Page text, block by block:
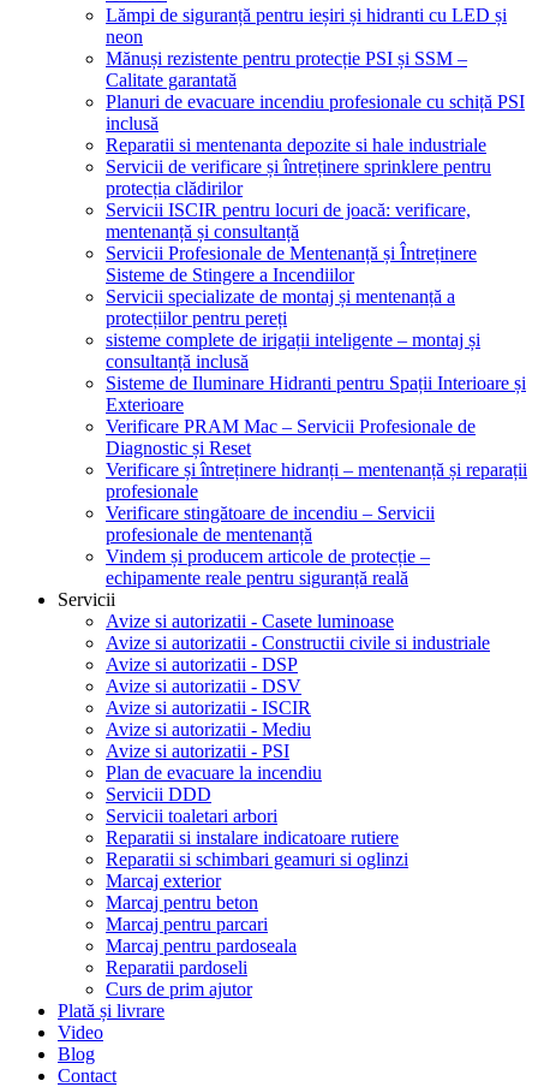
Lămpi de siguranță pentru ieșiri și hidranti cu LED și
neon
Mănuși rezistente pentru protecție PSI și SSM –
Calitate garantată
Planuri de evacuare incendiu profesionale cu schiță PSI
inclusă
Reparatii si mentenanta depozite si hale industriale
Servicii de verificare și întreținere sprinklere pentru
protecția clădirilor
Servicii ISCIR pentru locuri de joacă: verificare,
mentenanță și consultanță
Servicii Profesionale de Mentenanță și Întreținere
Sisteme de Stingere a Incendiilor
Servicii specializate de montaj și mentenanță a
protecțiilor pentru pereți
sisteme complete de irigații inteligente – montaj și
consultanță inclusă
Sisteme de Iluminare Hidranti pentru Spații Interioare și
Exterioare
Verificare PRAM Mac – Servicii Profesionale de
Diagnostic și Reset
Verificare și întreținere hidranți – mentenanță și reparații
profesionale
Verificare stingătoare de incendiu – Servicii
profesionale de mentenanță
Vindem și producem articole de protecție –
echipamente reale pentru siguranță reală
Servicii
Avize si autorizatii - Casete luminoase
Avize si autorizatii - Constructii civile si industriale
Avize si autorizatii - DSP
Avize si autorizatii - DSV
Avize si autorizatii - ISCIR
Avize si autorizatii - Mediu
Avize si autorizatii - PSI
Plan de evacuare la incendiu
Servicii DDD
Servicii toaletari arbori
Reparatii si instalare indicatoare rutiere
Reparatii si schimbari geamuri si oglinzi
Marcaj exterior
Marcaj pentru beton
Marcaj pentru parcari
Marcaj pentru pardoseala
Reparatii pardoseli
Curs de prim ajutor
Plată și livrare
Video
Blog
Contact